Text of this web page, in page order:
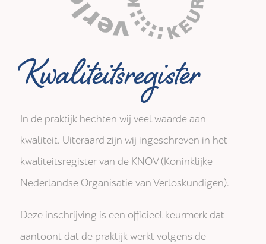
Kwaliteitsregister
In de praktijk hechten wij veel waarde aan
kwaliteit. Uiteraard zijn wij ingeschreven in het
kwaliteitsregister van de KNOV (Koninklijke
Nederlandse Organisatie van Verloskundigen).
Deze inschrijving is een officieel keurmerk dat
aantoont dat de praktijk werkt volgens de